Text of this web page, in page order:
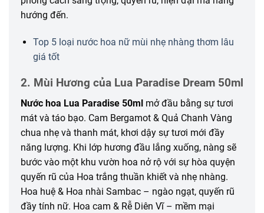
hướng đến.
Top 5 loại nước hoa nữ mùi nhẹ nhàng thơm lâu
giá tốt
2. Mùi Hương của Lua Paradise Dream 50ml
Nước hoa Lua Paradise 50ml mở đầu bằng sự tươi
mát và táo bạo. Cam Bergamot & Quả Chanh Vàng
chua nhẹ và thanh mát, khơi dậy sự tươi mới đầy
năng lượng. Khi lớp hương đầu lắng xuống, nàng sẽ
bước vào một khu vườn hoa nở rộ với sự hòa quyện
quyến rũ của Hoa trắng thuần khiết và nhẹ nhàng.
Hoa huệ & Hoa nhài Sambac – ngào ngạt, quyến rũ
đầy tính nữ. Hoa cam & Rễ Diên Vĩ – mềm mại